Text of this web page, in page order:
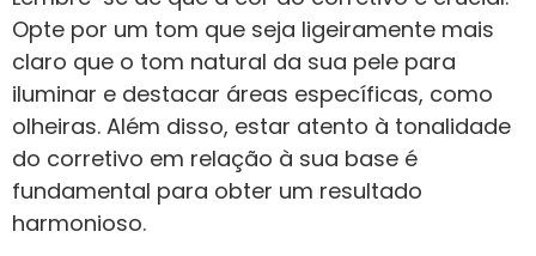
Opte por um tom que seja ligeiramente mais
claro que o tom natural da sua pele para
iluminar e destacar áreas específicas, como
olheiras. Além disso, estar atento à tonalidade
do corretivo em relação à sua base é
fundamental para obter um resultado
harmonioso.